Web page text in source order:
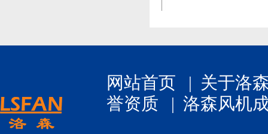
网站首页 | 关于洛
誉资质 | 洛森风机